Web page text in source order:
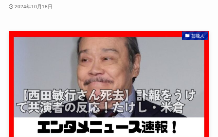
2024年10月18日
芸能人